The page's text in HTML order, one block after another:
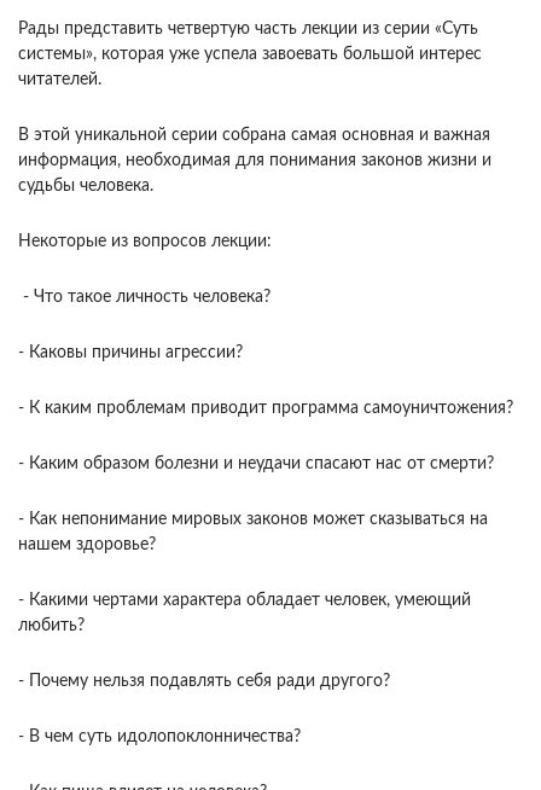
Рады представить четвертую часть лекции из серии «Суть
системы», которая уже успела завоевать большой интерес
читателей.
В этой уникальной серии собрана самая основная и важная
информация, необходимая для понимания законов жизни и
судьбы человека.
Некоторые из вопросов лекции:
- Что такое личность человека?
- Каковы причины агрессии?
- К каким проблемам приводит программа самоуничтожения?
- Каким образом болезни и неудачи спасают нас от смерти?
- Как непонимание мировых законов может сказываться на
нашем здоровье?
- Какими чертами характера обладает человек, умеющий
любить?
- Почему нельзя подавлять себя ради другого?
- В чем суть идолопоклонничества?